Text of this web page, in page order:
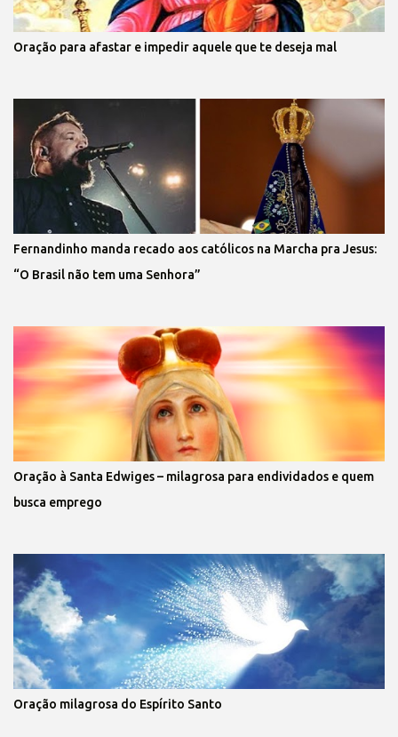
Oração para afastar e impedir aquele que te deseja mal
Fernandinho manda recado aos católicos na Marcha pra Jesus:
“O Brasil não tem uma Senhora”
Oração à Santa Edwiges – milagrosa para endividados e quem
busca emprego
Oração milagrosa do Espírito Santo